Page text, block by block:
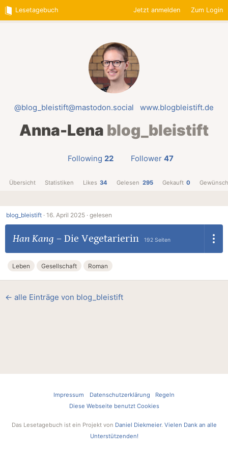
Lesetagebuch Jetzt anmelden Zum Login
@blog_bleistift@mastodon.social www.blogbleistift.de
Anna-Lena blog_bleistift
Following 22 Follower 47
Übersicht Statistiken Likes 34 Gelesen 295 Gekauft 0
blog_bleistift · 16. April 2025 · gelesen
Han Kang – Die Vegetarierin 192 Seiten
Leben Gesellschaft Roman
← alle Einträge von blog_bleistift
Impressum Datenschutzerklärung
Regeln
Diese Webseite benutzt Cookies
Das Lesetagebuch ist ein Projekt von Daniel Diekmeier. Vielen Dank an alle
Unterstützenden!